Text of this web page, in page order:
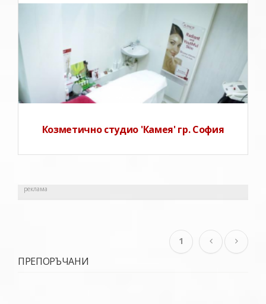
Козметично студио "Камея" гр. София предлага на
своите клиенти уникални подмладяващи теарпии,
антицелулитни процедури, ароматерапия,
детоксикация на организма, стилен маникюр и
педикюр, модерни прически.Също така в масжното
студио на "Камея" пред
Козметично студио 'Камея' гр. София
реклама
1
ПРЕПОРЪЧАНИ